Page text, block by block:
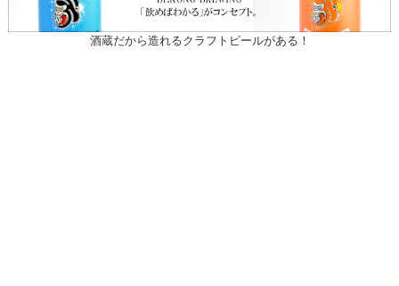
酒蔵だから造れるクラフトビールがある！